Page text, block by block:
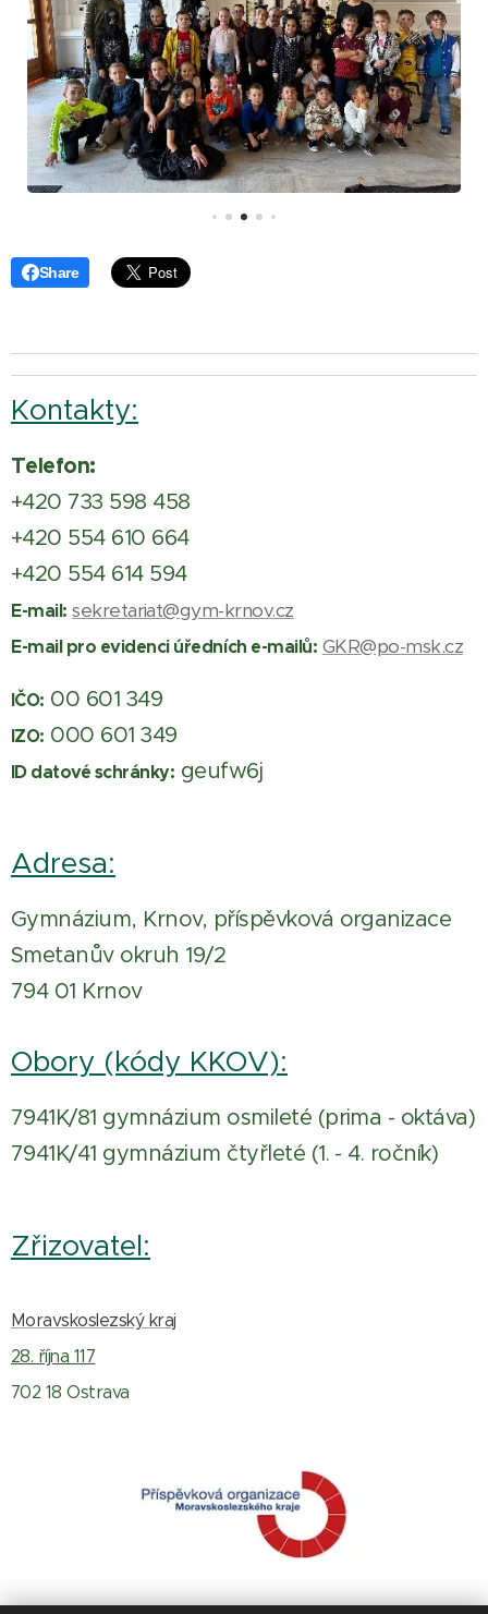
Share
Kontakty:
Telefon:
+420 733 598 458
+420 554 610 664
+420 554 614 594
E-mail: sekretariat@gym-krnov.cz
E-mail pro evidenci úředních e-mailů: GKR@po-msk.cz
IČO: 00 601 349
IZO: 000 601 349
ID datové schránky: geufw6j
Adresa:
Gymnázium, Krnov, příspěvková organizace
Smetanův okruh 19/2
794 01 Krnov
Obory (kódy KKOV):
7941K/81 gymnázium osmileté (prima - oktáva)
7941K/41 gymnázium čtyřleté (1. - 4. ročník)
Zřizovatel:
Moravskoslezský kraj
28. října 117
702 18 Ostrava